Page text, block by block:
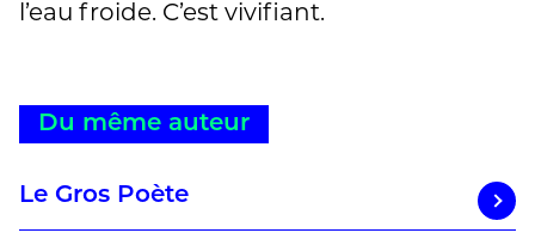
l’eau froide. C’est vivifiant.
Du même auteur
Le Gros Poète